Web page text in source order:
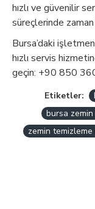
hızlı ve güvenilir
süreçlerinde zaman
Bursa’daki
hızlı servis
geçin: +90 850
Etiketler:
bursa
zemin